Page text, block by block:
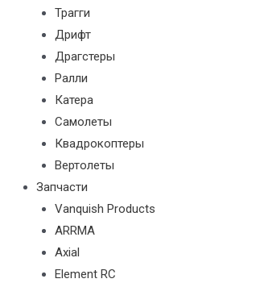
Трагги
Дрифт
Драгстеры
Ралли
Катера
Самолеты
Квадрокоптеры
Вертолеты
Запчасти
Vanquish Products
ARRMA
Axial
Element RC